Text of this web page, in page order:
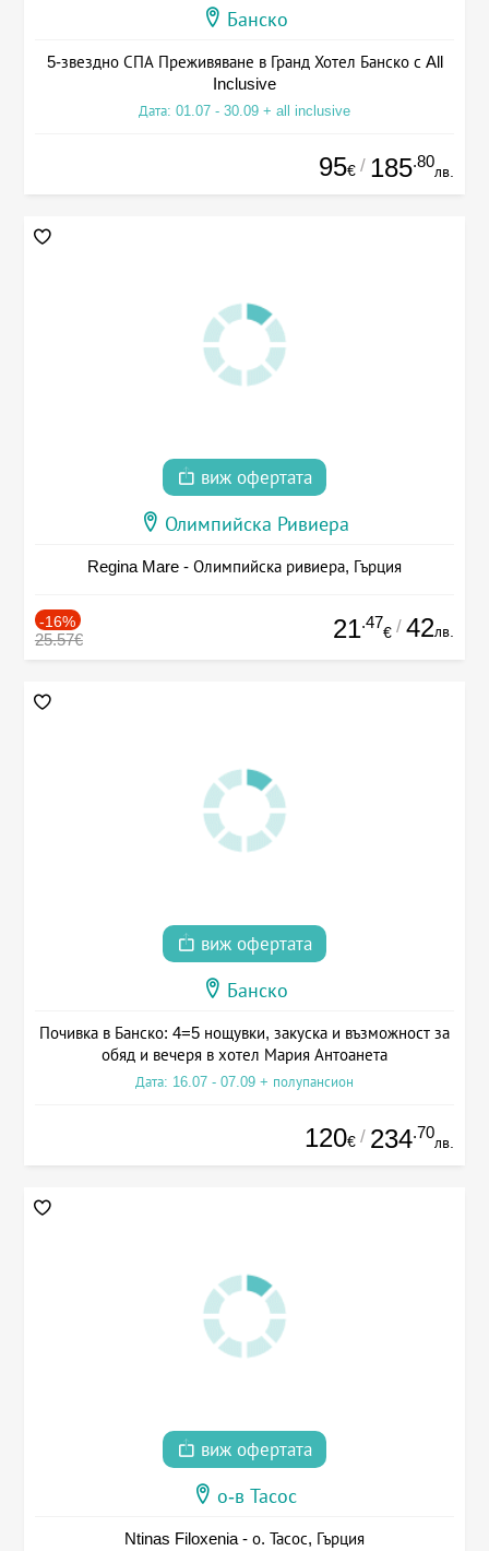
Банско
5-звездно СПА Преживяване в Гранд Хотел Банско с All
Inclusive
Дата: 01.07 - 30.09 + all inclusive
95€ / 185.80
лв.
виж офертата
Олимпийска Ривиера
Regina Mare - Олимпийска ривиера, Гърция
-16%
25.57€ 21.47
€ / 42лв.
виж офертата
Банско
Почивка в Банско: 4=5 нощувки, закуска и възможност за
обяд и вечеря в хотел Мария Антоанета
Дата: 16.07 - 07.09 + полупансион
120€ / 234.70
лв.
виж офертата
о-в Тасос
Ntinas Filoxenia - о. Тасос, Гърция